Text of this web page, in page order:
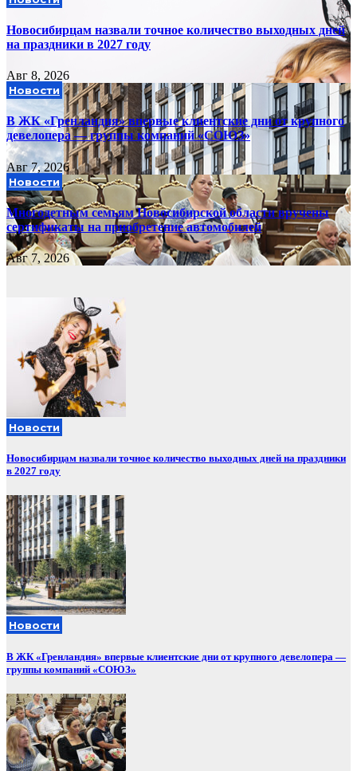
Новосибирцам назвали точное количество выходных дней
на праздники в 2027 году
Авг 8, 2026
Новости
В ЖК «Гренландия» впервые клиентские дни от крупного
девелопера — группы компаний «СОЮЗ»
Авг 7, 2026
Новости
Многодетным семьям Новосибирской области вручены
сертификаты на приобретение автомобилей
Авг 7, 2026
Новости
Новосибирцам назвали точное количество выходных дней на праздники
в 2027 году
Новости
В ЖК «Гренландия» впервые клиентские дни от крупного девелопера —
группы компаний «СОЮЗ»